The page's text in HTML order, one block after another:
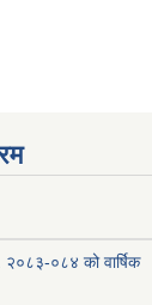
२०८३-०८४ को वार्षिक